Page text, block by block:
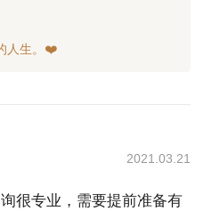
2021.03.21
很专业，需要提前准备有